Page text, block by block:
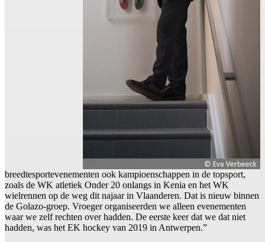
breedtesportevenementen ook kampioenschappen in de topsport,
zoals de WK atletiek Onder 20 onlangs in Kenia en het WK
wielrennen op de weg dit najaar in Vlaanderen. Dat is nieuw binnen
de Golazo-groep. Vroeger organiseerden we alleen evenementen
waar we zelf rechten over hadden. De eerste keer dat we dat niet
hadden, was het EK hockey van 2019 in Antwerpen.”